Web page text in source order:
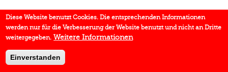
Diese Website benutzt Cookies. Die entsprechenden Informationen
werden nur für die Verbesserung der Website benutzt und nicht an Dritte
weitergegeben. Weitere Informationen
Einverstanden